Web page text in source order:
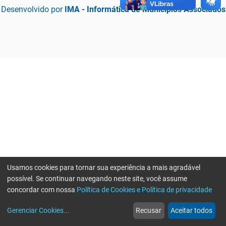
Desenvolvido por IMA - Informática de Municípios Associados
web
Notícias
more_horiz
Mais
Usamos cookies para tornar sua experiência a mais agradável
possível. Se continuar navegando neste site, você assume
concordar com nossa Política de Cookies e Política de privacidade
Gerenciar Cookies... Recusar Aceitar todos
Erro ao enviar informações, por favor tente novamente